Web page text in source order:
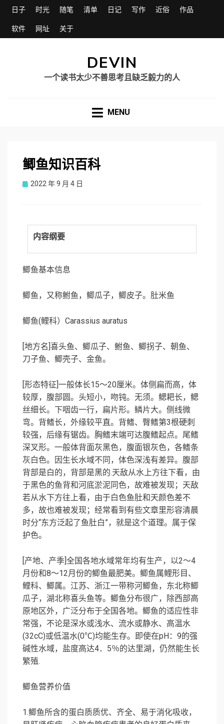
日子 时光 随笔 清单 日记 写作 近俗 作品
软件 网址 关于
DEVIN
一个读书太少不善思考且缺乏毅力的人
MENU
鲫鱼知识百科
Posted
2022 年 9 月 4 日
内容纲要
鲫鱼基本信息
鲫鱼，又称鲋鱼，鲫瓜子，鲫皮子。肚米鱼
鲫鱼(鲤科） Carassius auratus
地方名 喜头鱼、鲫瓜子、鲋鱼、鲫拐子、朝鱼、
刀子鱼、鲫壳子、金鱼。
形态特征 一般体长15～20厘米。体侧扁而高，体
较厚，腹部圆。头短小，吻钝。无须。鳃耙长，鳃
丝细长。下咽齿一行，扁片形。鳞片大。侧线微
弯。背鳍长，外缘较平直。背鳍、臀鳍第3根硬刺
较强，后缘有锯齿。胸鳍末端可达腹鳍起点。尾鳍
深叉形。一般体背面灰黑色，腹面银灰色，各鳍条
灰白色。因生长水域不同，体色深浅有差异。腹部
背部是白的，背部是黑的.天敌从水上方往下看，由
于黑色的鱼背和河底淤泥同色，故难被发现；天敌
若从水下方往上看，由于白色鱼肚和天颜色差不
多，故也难被发现；经常看到有些文章里形容清晨
时分“东方泛起了鱼肚白”，就是这个道理。属于保
护色。
产地、产季 全国各地水域常年均有生产，以2～4
月份和8～12月份的鲫鱼最肥美。鲫鱼属鲤形目、
鲤科、鲫属。江苏、浙江一带称河鲫鱼，东北称鲫
瓜子，湖北称喜头鱼等。鲫鱼分布很广，除西部高
原地区外，广泛分布于全国各地。鲫鱼的适应性非
常强，不论是深水或浅水、流水或静水、高温水
(32cC)或低温水(0℃)均能生存。即使在pH ： 9的强
碱性水域，盐度高达4． 5％的达里湖，仍然能生长
繁殖.
鲫鱼营养价值
1.鲫鱼所含的蛋白质质优、齐全、易于消化吸收，